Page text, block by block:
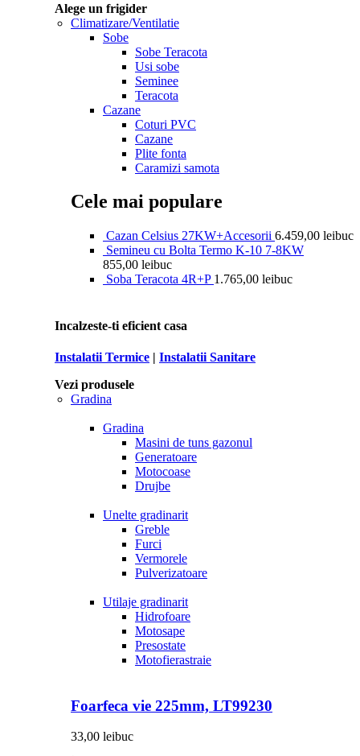
Alege un frigider
Climatizare/Ventilatie
Sobe
Sobe Teracota
Usi sobe
Seminee
Teracota
Cazane
Coturi PVC
Cazane
Plite fonta
Caramizi samota
Cele mai populare
Cazan Celsius 27KW+Accesorii 6.459,00 leibuc
Semineu cu Bolta Termo K-10 7-8KW
855,00 leibuc
Soba Teracota 4R+P 1.765,00 leibuc
Incalzeste-ti eficient casa
Instalatii Termice | Instalatii Sanitare
Vezi produsele
Gradina
Gradina
Masini de tuns gazonul
Generatoare
Motocoase
Drujbe
Unelte gradinarit
Greble
Furci
Vermorele
Pulverizatoare
Utilaje gradinarit
Hidrofoare
Motosape
Presostate
Motofierastraie
Foarfeca vie 225mm, LT99230
33,00 leibuc